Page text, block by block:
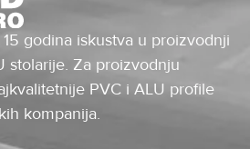
godina iskustva u proizvodnji
stolarije. Za proizvodnju
PVC i ALU profile
kompanija.